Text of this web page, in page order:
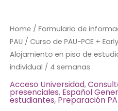
Home / Formulario de
PAU / Curso de PAU-PCE +
Alojamiento en piso de
individual / 4 semanas
Acceso Universidad,
presenciales, Español
estudiantes, Preparación
habitación
individual
/
4
semanas
quantity